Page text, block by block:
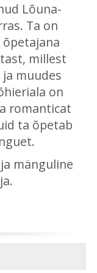
Lõuna-
Ta on
millest
muudes
on
romanticat
ta õpetab
mänguline